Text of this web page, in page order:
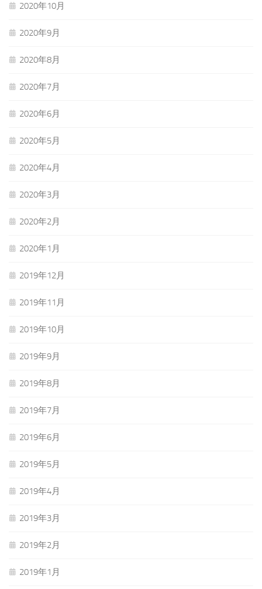
2020年10月
2020年9月
2020年8月
2020年7月
2020年6月
2020年5月
2020年4月
2020年3月
2020年2月
2020年1月
2019年12月
2019年11月
2019年10月
2019年9月
2019年8月
2019年7月
2019年6月
2019年5月
2019年4月
2019年3月
2019年2月
2019年1月